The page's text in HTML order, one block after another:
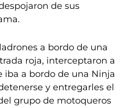
de sus
a bordo de una
roja, interceptaron a
iba a bordo de una Ninja
y entregarles el
grupo de motoqueros